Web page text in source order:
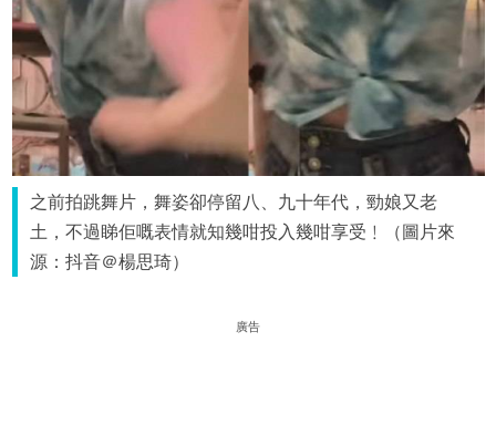
之前拍跳舞片，舞姿卻停留八、九十年代，勁娘又老
土，不過睇佢嘅表情就知幾咁投入幾咁享受﹗（圖片來
源：抖音＠楊思琦）
廣告